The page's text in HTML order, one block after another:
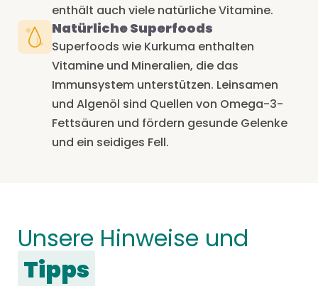
enthält auch viele natürliche Vitamine.
Natürliche Superfoods
Superfoods wie Kurkuma enthalten
Vitamine und Mineralien, die das
Immunsystem unterstützen. Leinsamen
und Algenöl sind Quellen von Omega-3-
Fettsäuren und fördern gesunde Gelenke
und ein seidiges Fell.
Unsere Hinweise und
Tipps